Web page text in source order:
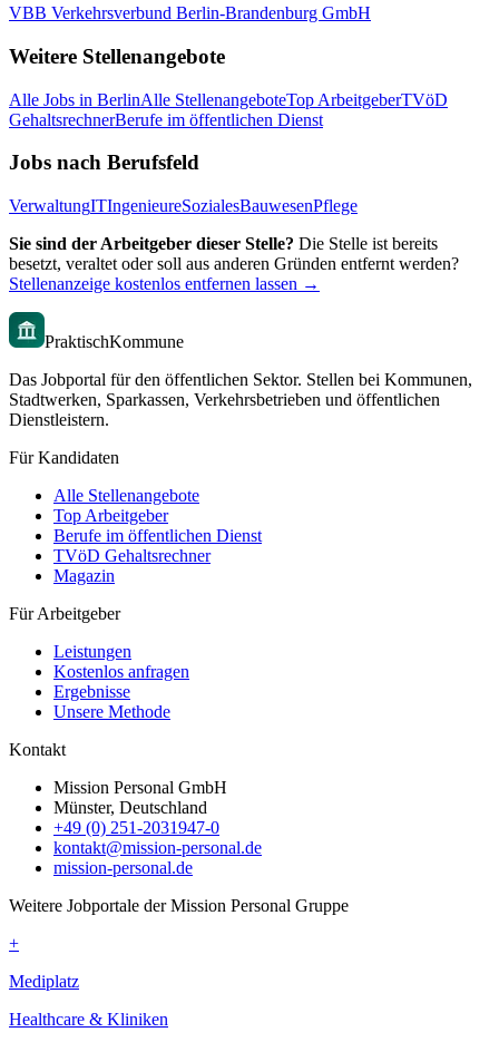
VBB Verkehrsverbund Berlin-Brandenburg GmbH
Weitere Stellenangebote
Alle Jobs in BerlinAlle StellenangeboteTop ArbeitgeberTVöD
GehaltsrechnerBerufe im öffentlichen Dienst
Jobs nach Berufsfeld
VerwaltungITIngenieureSozialesBauwesenPflege
Sie sind der Arbeitgeber dieser Stelle? Die Stelle ist bereits
besetzt, veraltet oder soll aus anderen Gründen entfernt werden?
Stellenanzeige kostenlos entfernen lassen →
PraktischKommune
Das Jobportal für den öffentlichen Sektor. Stellen bei Kommunen,
Stadtwerken, Sparkassen, Verkehrsbetrieben und öffentlichen
Dienstleistern.
Für Kandidaten
Alle Stellenangebote
Top Arbeitgeber
Berufe im öffentlichen Dienst
TVöD Gehaltsrechner
Magazin
Für Arbeitgeber
Leistungen
Kostenlos anfragen
Ergebnisse
Unsere Methode
Kontakt
Mission Personal GmbH
Münster, Deutschland
+49 (0) 251-2031947-0
kontakt@mission-personal.de
mission-personal.de
Weitere Jobportale der Mission Personal Gruppe
+
Mediplatz
Healthcare & Kliniken